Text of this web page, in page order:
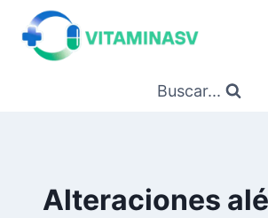
Saltar
contenido
Buscar...
Alteraciones